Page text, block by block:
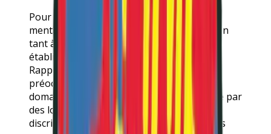
Pour promouvoir efficacement la santé
mentale, il faut mettre fin à la discrimination
tant à l’intérieur qu’à l’extérieur des
établissements de soins connexes. Le
Rapporteur spécial constate avec
préoccupation qu’au niveau mondial, le
domaine de la santé mentale reste encadré par
des lois, des politiques et des pratiques
discriminatoires, qui sont autant d’entraves